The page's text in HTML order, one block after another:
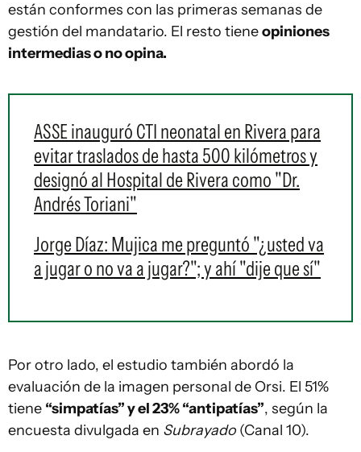
están conformes con las primeras semanas de
gestión del mandatario. El resto tieneopiniones
intermedias o no opina.
ASSE inauguró CTI neonatal en Rivera para
evitar traslados de hasta 500 kilómetros y
designó al Hospital de Rivera como "Dr.
Andrés Toriani"
Jorge Díaz: Mujica me preguntó "¿usted va
a jugar o no va a jugar?"; y ahí "dije que sí"
Por otro lado, el estudio también abordó la
evaluación de la imagen personal de Orsi. El 51%
tiene “simpatías” y el 23% “antipatías”, según la
encuesta divulgada en Subrayado (Canal 10).